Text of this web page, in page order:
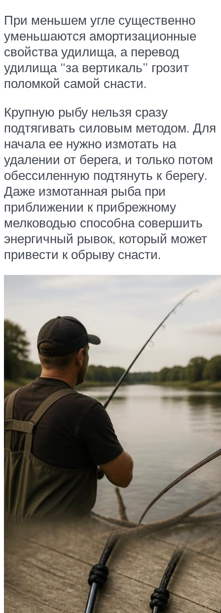
При меньшем угле существенно
уменьшаются амортизационные
свойства удилища, а перевод
удилища “за вертикаль” грозит
поломкой самой снасти.
Крупную рыбу нельзя сразу
подтягивать силовым методом. Для
начала ее нужно измотать на
удалении от берега, и только потом
обессиленную подтянуть к берегу.
Даже измотанная рыба при
приближении к прибрежному
мелководью способна совершить
энергичный рывок, который может
привести к обрыву снасти.